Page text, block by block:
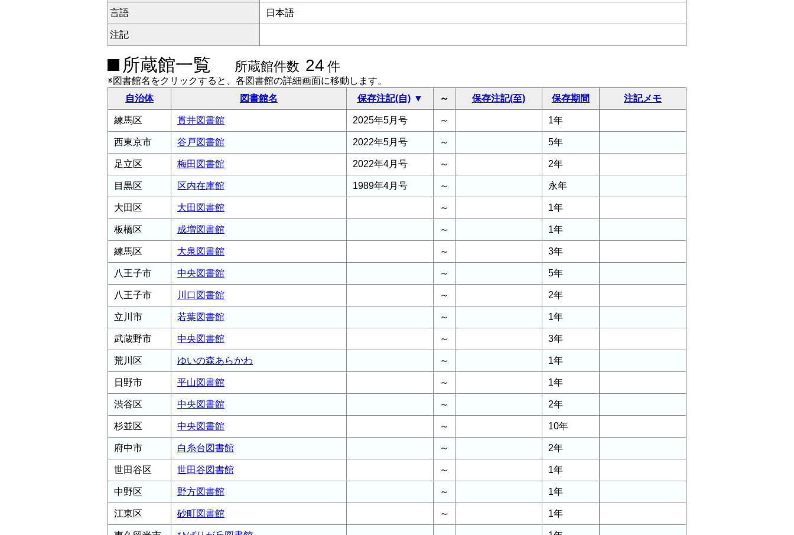
言語 日本語
注記
所蔵館一覧 所蔵館件数 24 件
※図書館名をクリックすると、各図書館の詳細画面に移動します。
自治体
図書館名 保存注記(自) ～ 保存注記(至) 保存期間 注記メモ
練馬区 貫井図書館 2025年5月号 ～ 1年
西東京市 谷戸図書館 2022年5月号 ～ 5年
足立区 梅田図書館 2022年4月号 ～ 2年
目黒区 区内在庫館 1989年4月号 ～ 永年
大田区 大田図書館 ～ 1年
板橋区 成増図書館 ～ 1年
練馬区 大泉図書館 ～ 3年
八王子市 中央図書館 ～ 5年
八王子市 川口図書館 ～ 2年
立川市 若葉図書館 ～ 1年
武蔵野市 中央図書館 ～ 3年
荒川区 ゆいの森あらかわ ～ 1年
日野市 平山図書館 ～ 1年
渋谷区 中央図書館 ～ 2年
杉並区 中央図書館 ～ 10年
府中市 白糸台図書館 ～ 2年
世田谷区 世田谷図書館 ～ 1年
中野区 野方図書館 ～ 1年
江東区 砂町図書館 ～ 1年